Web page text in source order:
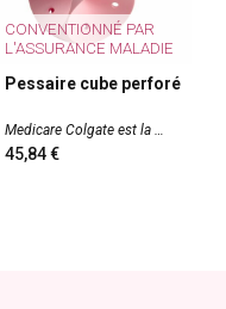
CONVENTIONNÉ PAR
L'ASSURANCE MALADIE
Pessaire cube perforé
Medicare Colgate est la
45,84